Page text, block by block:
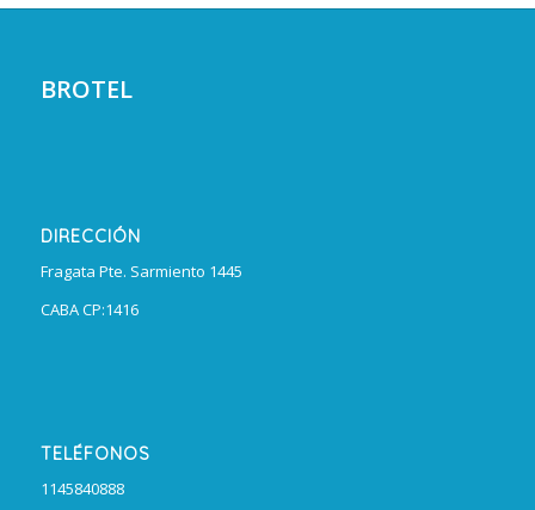
BROTEL
DIRECCIÓN
Fragata Pte. Sarmiento 1445
CABA CP:1416
TELÉFONOS
1145840888